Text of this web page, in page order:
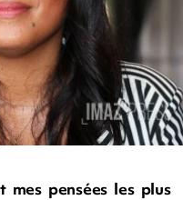
mes pensées les plus